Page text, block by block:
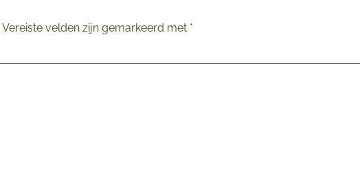
Vereiste velden zijn gemarkeerd met *